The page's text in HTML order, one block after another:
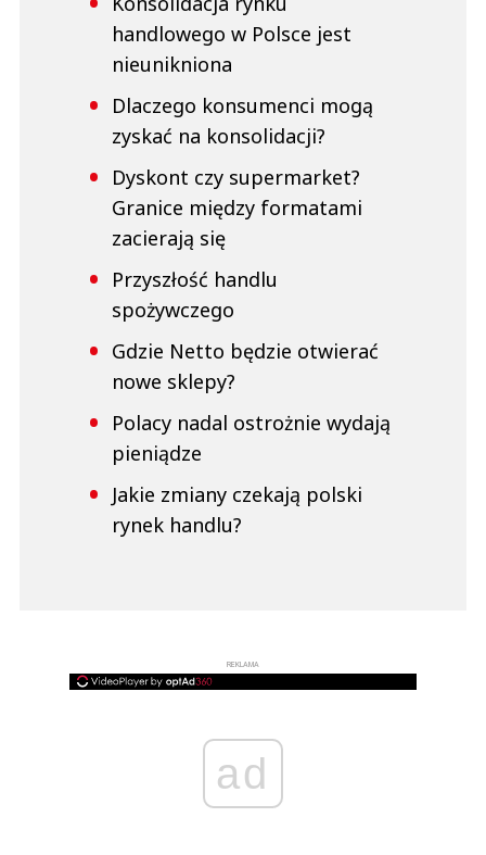
handlowego w Polsce jest
nieunikniona
Dlaczego konsumenci mogą
zyskać na konsolidacji?
Dyskont czy supermarket?
Granice między formatami
zacierają się
Przyszłość handlu
spożywczego
Gdzie Netto będzie otwierać
nowe sklepy?
Polacy nadal ostrożnie wydają
pieniądze
Jakie zmiany czekają polski
rynek handlu?
REKLAMA
ad